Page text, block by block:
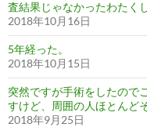
査結果じゃなかったわたく
2018年10月16日
5年経った。
2018年10月15日
突然ですが手術をしたので
すけど、周囲の人ほとんど
2018年9月25日